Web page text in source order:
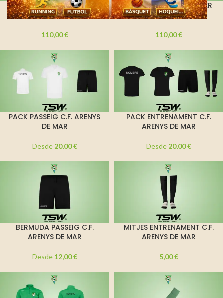
PACK COMPLERT C.F.
ARENYS DE MAR
110,00€
PACK COMPLERT PORTER
C.F. ARENYS DE MAR
110,00€
PACK PASSEIG C.F. ARENYS
DE MAR
Desde 20,00€
PACK ENTRENAMENT C.F.
ARENYS DE MAR
Desde 20,00€
BERMUDA PASSEIG C.F.
ARENYS DE MAR
Desde 12,00€
MITJES ENTRENAMENT C.F.
ARENYS DE MAR
5,00€